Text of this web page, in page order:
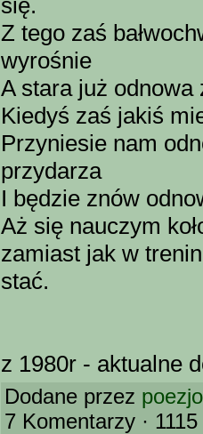
się.
Z tego zaś
wyrośnie
A stara już
Kiedyś zaś jakiś
Przyniesie nam
przydarza
I będzie znów
Aż się nauczym
zamiast jak w
stać.
z 1980r - aktualne
Dodane przez
7 Komentarzy ·